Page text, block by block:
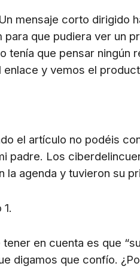
mensaje corto dirigido
para que pudiera ver un
tenía que pensar ningún
y vemos el
el artículo no podéis
padre. Los
la agenda y tuvieron su
en cuenta es que
digamos que confío.